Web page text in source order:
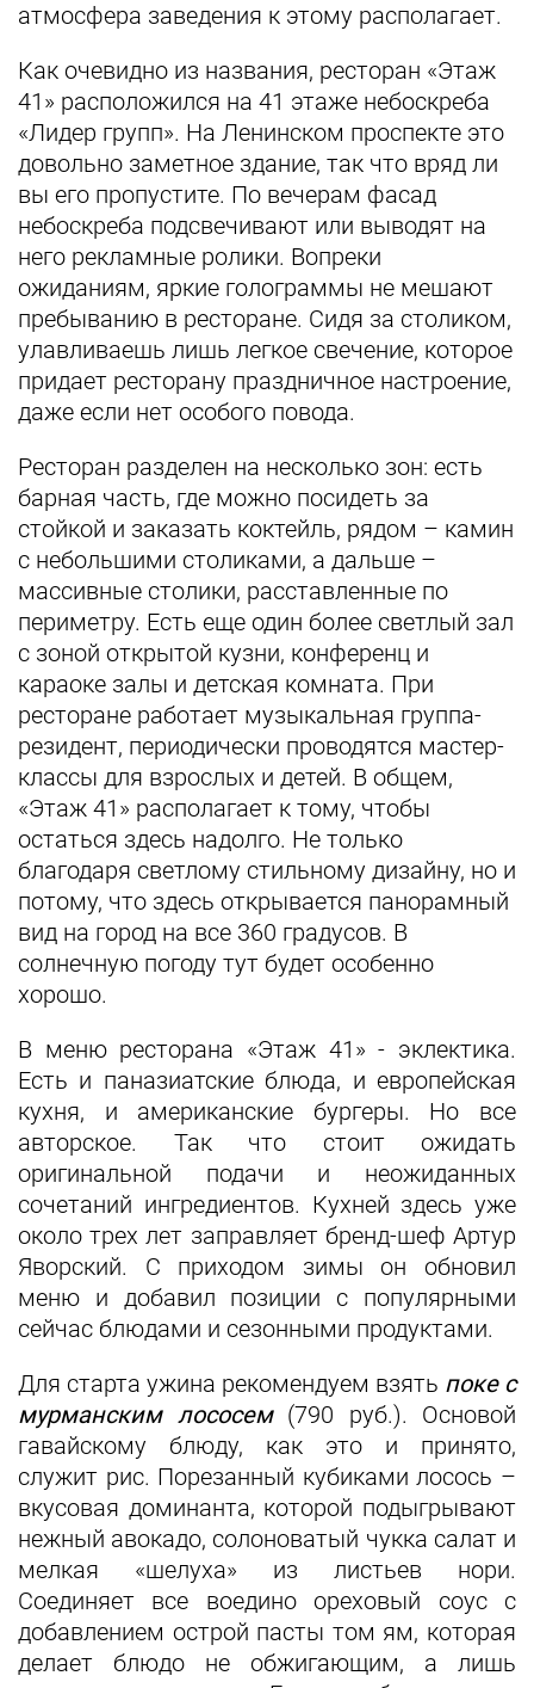
атмосфера заведения к этому располагает.
Как очевидно из названия, ресторан «Этаж
41» расположился на 41 этаже небоскреба
«Лидер групп». На Ленинском проспекте это
довольно заметное здание, так что вряд ли
вы его пропустите. По вечерам фасад
небоскреба подсвечивают или выводят на
него рекламные ролики. Вопреки
ожиданиям, яркие голограммы не мешают
пребыванию в ресторане. Сидя за столиком,
улавливаешь лишь легкое свечение, которое
придает ресторану праздничное настроение,
даже если нет особого повода.
Ресторан разделен на несколько зон: есть
барная часть, где можно посидеть за
стойкой и заказать коктейль, рядом – камин
с небольшими столиками, а дальше –
массивные столики, расставленные по
периметру. Есть еще один более светлый зал
с зоной открытой кузни, конференц и
караоке залы и детская комната. При
ресторане работает музыкальная группа-
резидент, периодически проводятся мастер-
классы для взрослых и детей. В общем,
«Этаж 41» располагает к тому, чтобы
остаться здесь надолго. Не только
благодаря светлому стильному дизайну, но и
потому, что здесь открывается панорамный
вид на город на все 360 градусов. В
солнечную погоду тут будет особенно
хорошо.
В меню ресторана «Этаж 41» - эклектика.
Есть и паназиатские блюда, и европейская
кухня, и американские бургеры. Но все
авторское. Так что стоит ожидать
оригинальной подачи и неожиданных
сочетаний ингредиентов. Кухней здесь уже
около трех лет заправляет бренд-шеф Артур
Яворский. С приходом зимы он обновил
меню и добавил позиции с популярными
сейчас блюдами и сезонными продуктами.
Для старта ужина рекомендуем взять поке с
мурманским лососем(790 руб.). Основой
гавайскому блюду, как это и принято,
служит рис. Порезанный кубиками лосось –
вкусовая доминанта, которой подыгрывают
нежный авокадо, солоноватый чукка салат и
мелкая «шелуха» из листьев нори.
Соединяет все воедино ореховый соус с
добавлением острой пасты том ям, которая
делает блюдо не обжигающим, а лишь